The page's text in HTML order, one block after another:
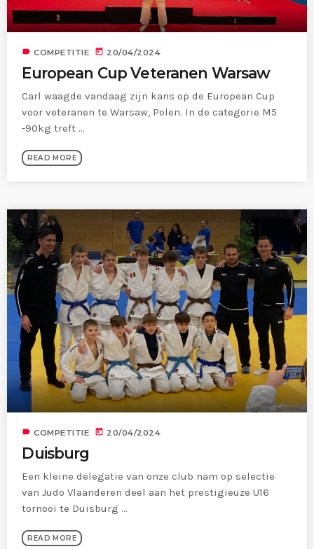
MOST UPVOTED
today 22/01/2023
COMPETITIE KJELL LAPERRE
Aalst
label COMPETITIE today 20/04/2024
European Cup Veteranen Warsaw
Carl waagde vandaag zijn kans op de European Cup
voor veteranen te Warsaw, Polen. In de categorie M5
-90kg treft ...
READ MORE
label COMPETITIE today 20/04/2024
Duisburg
Een kleine delegatie van onze club nam op selectie
van Judo Vlaanderen deel aan het prestigieuze U16
tornooi te Duisburg ...
READ MORE